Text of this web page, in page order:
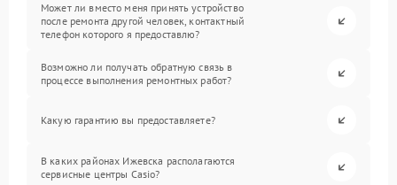
Может ли вместо меня принять устройство
после ремонта другой человек, контактный
телефон которого я предоставлю?
Возможно ли получать обратную связь в
процессе выполнения ремонтных работ?
Какую гарантию вы предоставляете?
В каких районах Ижевска располагаются
сервисные центры Casio?